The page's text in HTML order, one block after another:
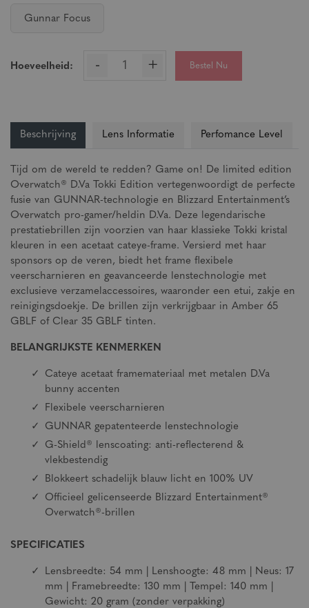
Gunnar Focus
Hoeveelheid: - + Bestel Nu
Beschrijving Lens Informatie Perfomance Level
Tijd om de wereld te redden? Game on! De limited edition
Overwatch® D.Va Tokki Edition vertegenwoordigt de perfecte
fusie van GUNNAR-technologie en Blizzard Entertainment’s
Overwatch pro-gamer/heldin D.Va. Deze legendarische
prestatiebrillen zijn voorzien van haar klassieke Tokki kristal
kleuren in een acetaat cateye-frame. Versierd met haar
sponsors op de veren, biedt het frame flexibele
veerscharnieren en geavanceerde lenstechnologie met
exclusieve verzamelaccessoires, waaronder een etui, zakje en
reinigingsdoekje. De brillen zijn verkrijgbaar in Amber 65
GBLF of Clear 35 GBLF tinten.
BELANGRIJKSTE KENMERKEN
Cateye acetaat framemateriaal met metalen D.Va
bunny accenten
Flexibele veerscharnieren
GUNNAR gepatenteerde lenstechnologie
G-Shield® lenscoating: anti-reflecterend &
vlekbestendig
Blokkeert schadelijk blauw licht en 100% UV
Officieel gelicenseerde Blizzard Entertainment®
Overwatch®-brillen
SPECIFICATIES
Lensbreedte: 54 mm | Lenshoogte: 48 mm | Neus: 17
mm | Framebreedte: 130 mm | Tempel: 140 mm |
Gewicht: 20 gram (zonder verpakking)